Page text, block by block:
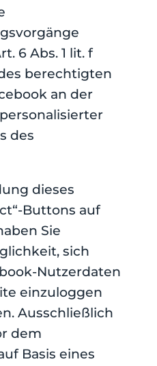
6 Abs. 1 lit. f
berechtigten
an der
des
dieses
Buttons auf
Sie
sich
Nutzerdaten
einzuloggen
Ausschließlich
dem
Basis eines